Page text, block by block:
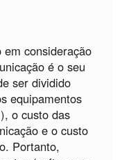
consideração
é o seu
ser dividido
equipamentos
o custo das
e o custo
Portanto,